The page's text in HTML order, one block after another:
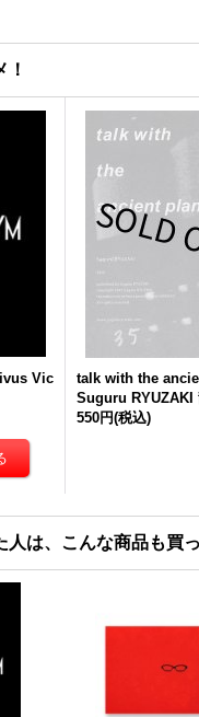
Vic
talk with the
Suguru RYUZAKI
550円(税込)
人は、こんな商品も買